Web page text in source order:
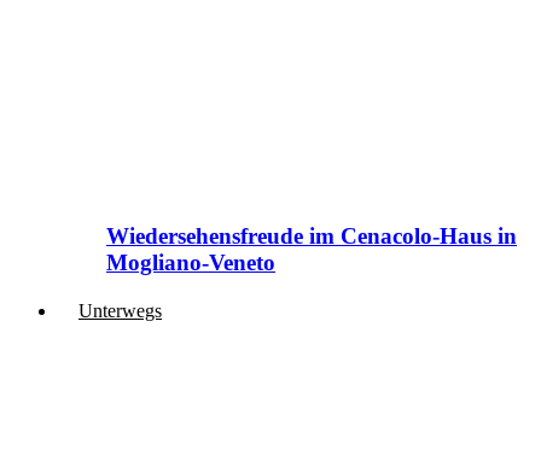
Wiedersehensfreude im Cenacolo-Haus in
Mogliano-Veneto
Unterwegs